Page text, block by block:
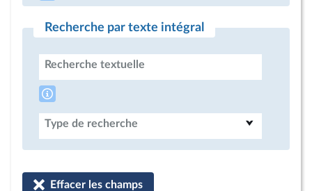
Recherche par texte intégral
Recherche textuelle
Type de recherche
Effacer les champs